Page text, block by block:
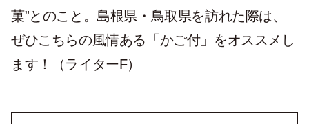
菓”とのこと。島根県・鳥取県を訪れた際は、
ぜひこちらの風情ある「かご付」をオススメし
ます！（ライターF）